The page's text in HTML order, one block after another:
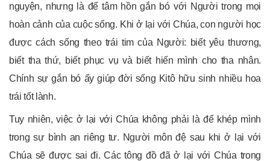
nguyện, nhưng là để tâm hồn gắn bó với Người trong mọi
hoàn cảnh của cuộc sống. Khi ở lại với Chúa, con người học
được cách sống theo trái tim của Người: biết yêu thương,
biết tha thứ, biết phục vụ và biết hiến mình cho tha nhân.
Chính sự gắn bó ấy giúp đời sống Kitô hữu sinh nhiều hoa
trái tốt lành.
Tuy nhiên, việc ở lại với Chúa không phải là để khép mình
trong sự bình an riêng tư. Người môn đệ sau khi ở lại với
Chúa sẽ được sai đi. Các tông đồ đã ở lại với Chúa trong